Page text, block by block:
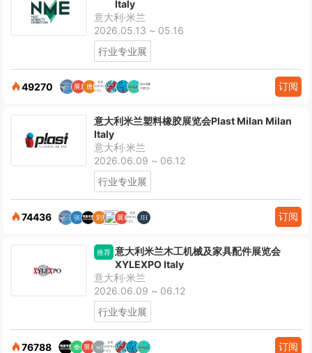
Italy
意大利·米兰
2026.05.13 ~ 05.16
行业专业展
49270 订阅
意大利米兰塑料橡胶展览会Plast Milan Milan
Italy
意大利·米兰
2026.06.09 ~ 06.12
行业专业展
74436 订阅
推荐 意大利米兰木工机械及家具配件展览会
XYLEXPO Italy
意大利·米兰
2026.06.09 ~ 06.12
行业专业展
76788 订阅